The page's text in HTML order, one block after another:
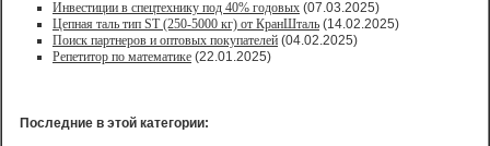
Инвестиции в спецтехнику под 40% годовых (07.03.2025)
Цепная таль тип ST (250-5000 кг) от КранШталь (14.02.2025)
Поиск партнеров и оптовых покупателей (04.02.2025)
Репетитор по математике (22.01.2025)
Последние в этой категории: